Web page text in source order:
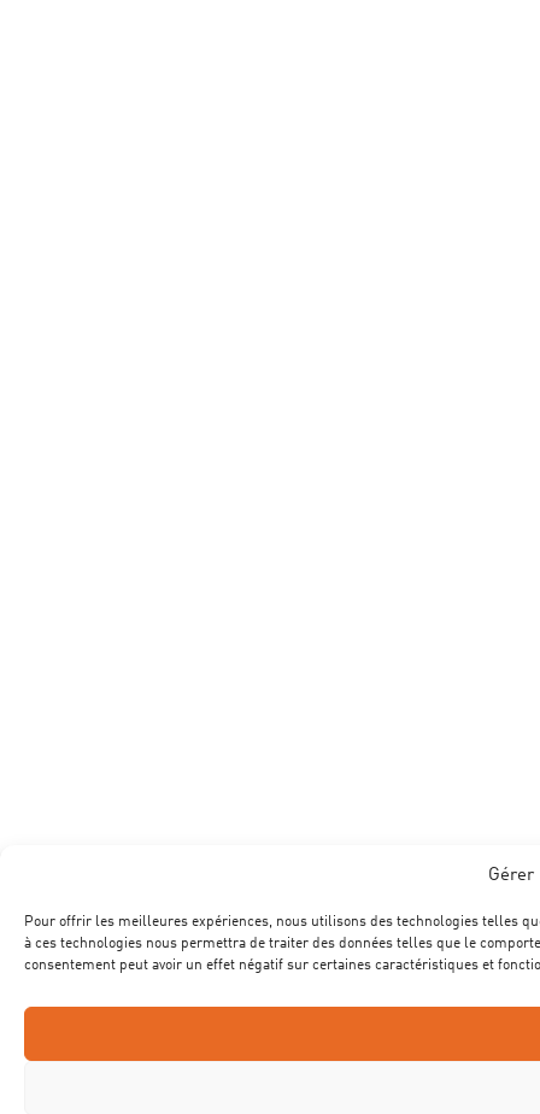
Gérer
Pour offrir les meilleures expériences, nous utilisons des technologies telles
à ces technologies nous permettra de traiter des données telles que le
consentement peut avoir un effet négatif sur certaines caractéristiques et